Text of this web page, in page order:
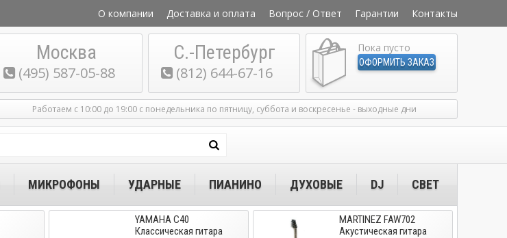
О компании Доставка и оплата Вопрос / Ответ Гарантии Контакты
Москва
(495) 587-05-88
С.-Петербург
(812) 644-67-16
Пока пусто
ОФОРМИТЬ ЗАКАЗ
Работаем с 10:00 до 19:00 с понедельника по пятницу, суббота и воскресенье - выходные дни
МИКРОФОНЫ УДАРНЫЕ ПИАНИНО ДУХОВЫЕ DJ СВЕТ
YAMAHA C40
Классическая гитара
MARTINEZ FAW702
Акустическая гитара